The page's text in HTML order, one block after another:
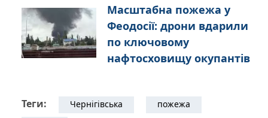
Масштабна пожежа у
Феодосії: дрони вдарили
по ключовому
нафтосховищу окупантів
Теги: Чернігівська
пожежа